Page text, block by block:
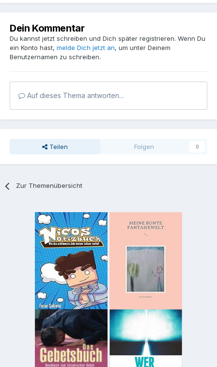
Dein Kommentar
Du kannst jetzt schreiben und Dich später registrieren. Wenn Du
ein Konto hast, melde Dich jetzt an, um unter Deinem
Benutzernamen zu schreiben.
Auf dieses Thema antworten...
Teilen Folgen 0
Zur Themenübersicht